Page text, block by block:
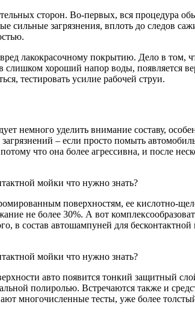
сторон. Во-первых, вся процедура
загрязнения, вплоть до следов
лакокрасочному покрытию. Дело в том,
хороший напор воды, появляется
тестировать усилие рабочей струи.
немного уделить внимание составу,
– если просто помыть
что она более агрессивна, и после
поверхностям, ее кислотно-
не более 30%. А вот
в состав автошампуней для
авто появится тонкий защитный
полиролью. Встречаются также и
многочисленные тесты, уже более